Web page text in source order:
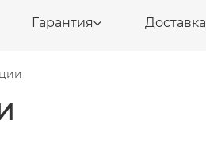
Гарантия Доставка